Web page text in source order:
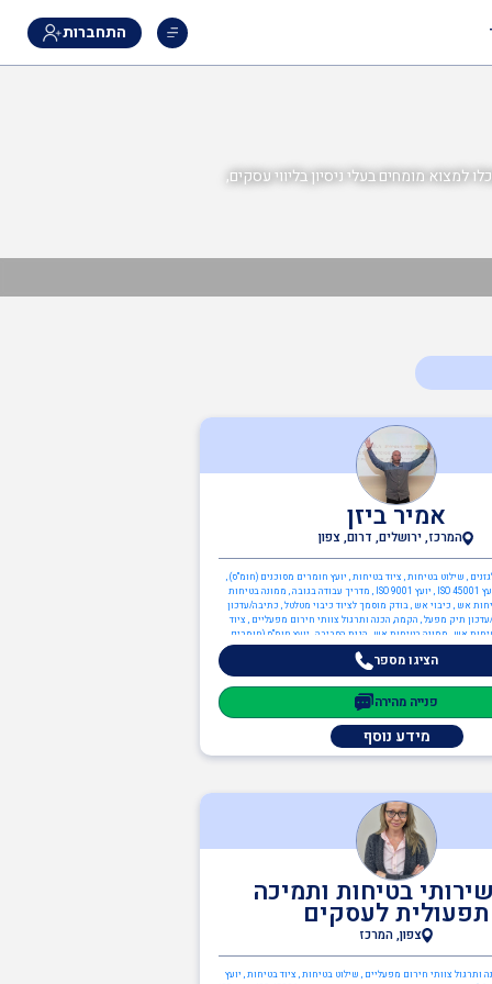
התחברות
למצוא מומחים בעלי ניסיון בליווי עסקים,
אמיר ביזן
המרכז, ירושלים, דרום, צפון
, שילוט בטיחות , ציוד בטיחות , יועץ חומרים מסוכנים (חומ"ס) ,
יועץ ארגונומיה , יועץ ISO 45001 , יועץ ISO 9001 , מדריך עבודה בגובה , ממונה בטיחות
אש , כיבוי אש , בודק מוסמך לציוד כיבוי מטלטל , כתיבה/עדכון
תיק מפעל , הקמה, הכנה ותרגול צוותי חירום מפעליים , ציוד
אש , ממונה בטיחות אש , הגנת הסביבה , יועץ חומ"ס (חומרים
מסוכנים) , יועץ הגנת הסביבה , יועץ ISO 14001
הציגו מספר
פנייה מהירה
מידע נוסף
בטיחות ותמיכה
תפעולית לעסקים
צפון, המרכז
ותרגול צוותי חירום מפעליים , שילוט בטיחות , ציוד בטיחות , יועץ